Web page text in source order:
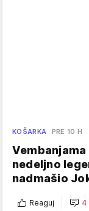
KOŠARKA PRE 10 H
nedeljno
nadmašio
Reaguj 4